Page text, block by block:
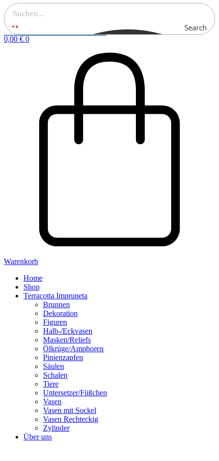
Search
0,00 € 0
Warenkorb
Home
Shop
Terracotta Impruneta
Brunnen
Dekoration
Figuren
Halb-/Eckvasen
Masken/Reliefs
Ölkrüge/Amphoren
Pinienzapfen
Säulen
Schalen
Tiere
Untersetzer/Füßchen
Vasen
Vasen mit Sockel
Vasen Rechteckig
Zylinder
Über uns